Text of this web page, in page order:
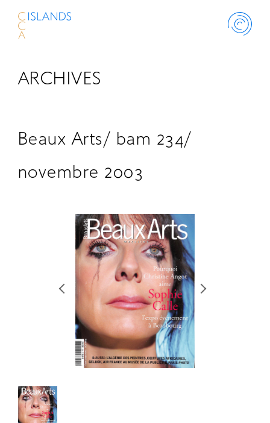
ABOUT
SCHOLARSHIP
RETRACE
コンサート
出演者
出版物
スカラシップ受賞者
ARCHIVES
Beaux Arts/ bam 234/
novembre 2003